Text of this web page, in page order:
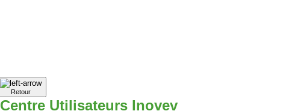
Retour
Centre Utilisateurs Inovev